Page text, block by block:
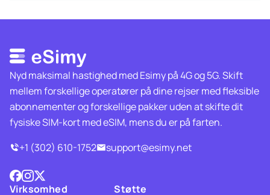
Nyd maksimal hastighed med Esimy på 4G og 5G. Skift
mellem forskellige operatører på dine rejser med fleksible
abonnementer og forskellige pakker uden at skifte dit
fysiske SIM-kort med eSIM, mens du er på farten.
+1 (302) 610-1752
support@esimy.net
Virksomhed Støtte